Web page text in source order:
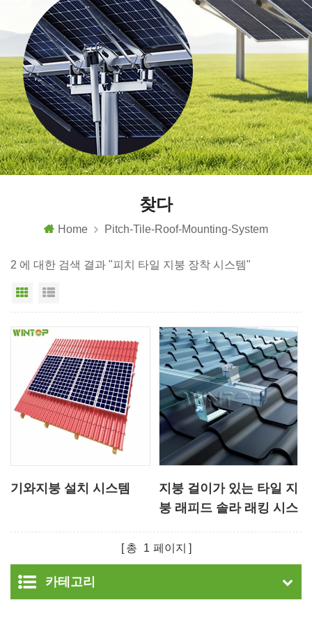
찾다
Home Pitch-Tile-Roof-Mounting-System
2 에 대한 검색 결과 "피치 타일 지붕 장착 시스템"
그리드 보기
기와지붕 설치 시스템
지붕 걸이가 있는 타일 지
붕 래피드 솔라 래킹 시스
총 1 페이지
카테고리